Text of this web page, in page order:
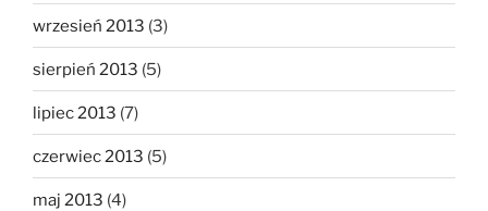
wrzesień 2013 (3)
sierpień 2013 (5)
lipiec 2013 (7)
czerwiec 2013 (5)
maj 2013 (4)